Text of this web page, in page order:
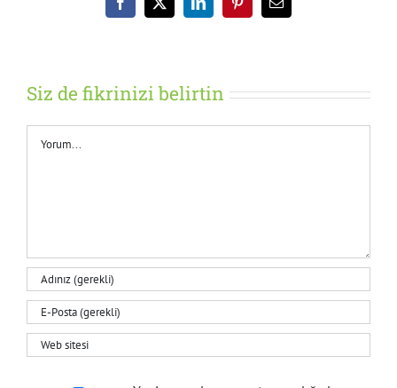
Facebook
X LinkedInPinterest
E-
Siz de fikrinizi belirtin